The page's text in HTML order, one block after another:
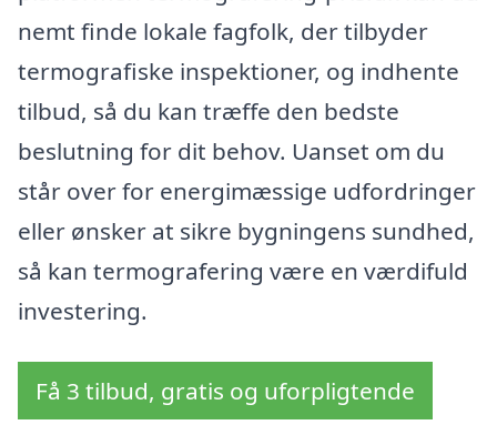
nemt finde lokale fagfolk, der tilbyder
termografiske inspektioner, og indhente
tilbud, så du kan træffe den bedste
beslutning for dit behov. Uanset om du
står over for energimæssige udfordringer
eller ønsker at sikre bygningens sundhed,
så kan termografering være en værdifuld
investering.
Få 3 tilbud, gratis og uforpligtende